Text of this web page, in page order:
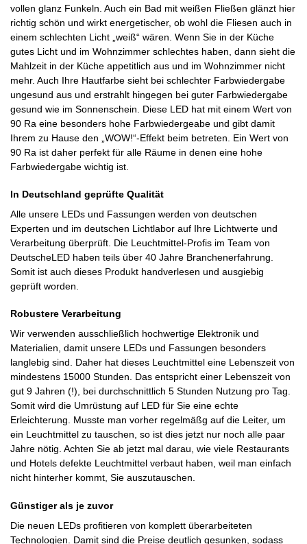
vollen glanz Funkeln. Auch ein Bad mit weißen Fließen glänzt hier
richtig schön und wirkt energetischer, ob wohl die Fliesen auch in
einem schlechten Licht „weiß“ wären. Wenn Sie in der Küche
gutes Licht und im Wohnzimmer schlechtes haben, dann sieht die
Mahlzeit in der Küche appetitlich aus und im Wohnzimmer nicht
mehr. Auch Ihre Hautfarbe sieht bei schlechter Farbwiedergabe
ungesund aus und erstrahlt hingegen bei guter Farbwiedergabe
gesund wie im Sonnenschein. Diese LED hat mit einem Wert von
90 Ra eine besonders hohe Farbwiedergeabe und gibt damit
Ihrem zu Hause den „WOW!“-Effekt beim betreten. Ein Wert von
90 Ra ist daher perfekt für alle Räume in denen eine hohe
Farbwiedergabe wichtig ist.
In Deutschland geprüfte Qualität
Alle unsere LEDs und Fassungen werden von deutschen
Experten und im deutschen Lichtlabor auf Ihre Lichtwerte und
Verarbeitung überprüft. Die Leuchtmittel-Profis im Team von
DeutscheLED haben teils über 40 Jahre Branchenerfahrung.
Somit ist auch dieses Produkt handverlesen und ausgiebig
geprüft worden.
Robustere Verarbeitung
Wir verwenden ausschließlich hochwertige Elektronik und
Materialien, damit unsere LEDs und Fassungen besonders
langlebig sind. Daher hat dieses Leuchtmittel eine Lebenszeit von
mindestens 15000 Stunden. Das entspricht einer Lebenszeit von
gut 9 Jahren (!), bei durchschnittlich 5 Stunden Nutzung pro Tag.
Somit wird die Umrüstung auf LED für Sie eine echte
Erleichterung. Musste man vorher regelmäßg auf die Leiter, um
ein Leuchtmittel zu tauschen, so ist dies jetzt nur noch alle paar
Jahre nötig. Achten Sie ab jetzt mal darau, wie viele Restaurants
und Hotels defekte Leuchtmittel verbaut haben, weil man einfach
nicht hinterher kommt, Sie auszutauschen.
Günstiger als je zuvor
Die neuen LEDs profitieren von komplett überarbeiteten
Technologien. Damit sind die Preise deutlich gesunken, sodass